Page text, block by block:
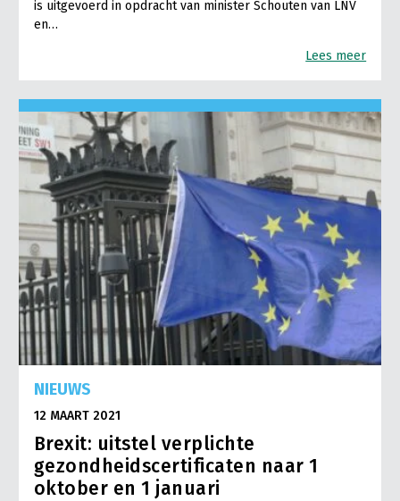
is uitgevoerd in opdracht van minister Schouten van LNV
en…
Lees meer
NIEUWS
12 MAART 2021
Brexit: uitstel verplichte
gezondheidscertificaten naar 1
oktober en 1 januari